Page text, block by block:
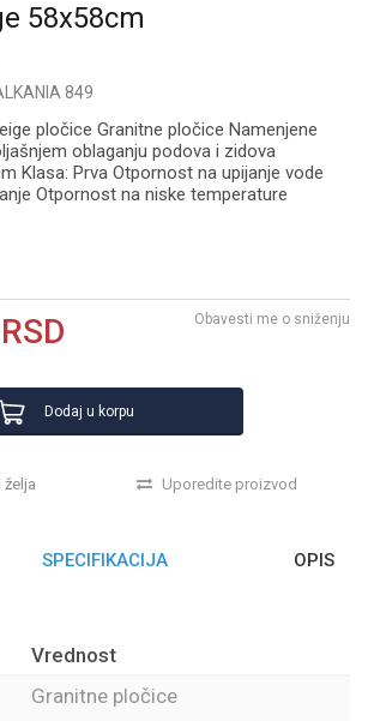
58x58cm
849
pločice Granitne pločice Namenjene
oblaganju podova i zidova
Klasa: Prva Otpornost na upijanje vode
Otpornost na niske temperature
RSD Obavesti me o sniženju
Dodaj u korpu
želja Uporedite proizvod
SPECIFIKACIJA OPIS
Vrednost
Granitne pločice